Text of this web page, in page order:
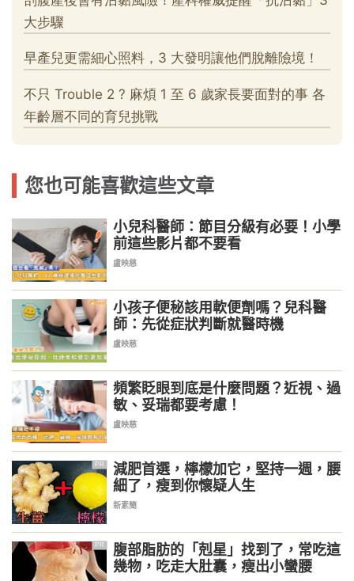
您也可能喜歡這些文章
小兒科醫師：節目分級有必要！小學
前這些影片都不要看
盧映慈
小孩子便秘該用軟便劑嗎？兒科醫
師：先從症狀判斷就醫時機
盧映慈
頻繁眨眼到底是什麼問題？近視、過
敏、妥瑞都要考慮！
盧映慈
PR
減肥首選，檸檬加它，堅持一週，腰
細了，瘦到你懷疑人生
新素簡
PR
腹部脂肪的「剋星」找到了，常吃這
幾物，吃走大肚囊，瘦出小蠻腰